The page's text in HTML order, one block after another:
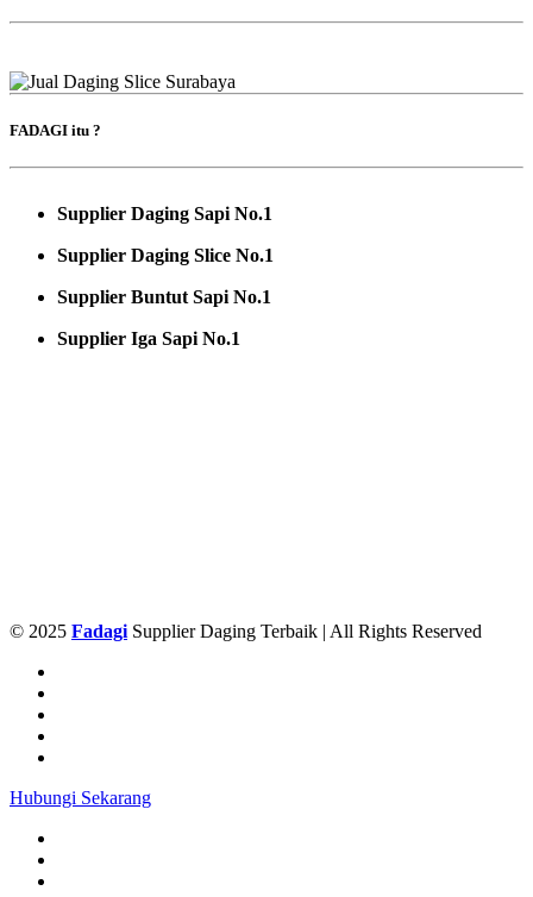
FADAGI itu ?
Supplier Daging Sapi No.1
Supplier Daging Slice No.1
Supplier Buntut Sapi No.1
Supplier Iga Sapi No.1
© 2025 FadagiSupplier Daging Terbaik | All Rights Reserved
Hubungi Sekarang